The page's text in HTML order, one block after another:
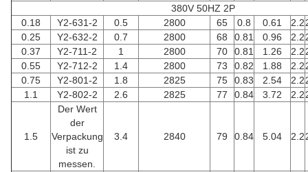
380V 50HZ 2P
0.18
Y2-631-2 0.5 2800 65 0.8 0.61 2.2
0.25
Y2-632-2 0.7 2800 68 0.81 0.96 2.2
0.37
Y2-711-2 1 2800 70 0.81 1.26 2.2
0.55
Y2-712-2 1.4 2800 73 0.82 1.88 2.2
0.75
Y2-801-2 1.8 2825 75 0.83 2.54 2.2
1.1
Y2-802-2 2.6 2825 77 0.84 3.72 2.2
1.5
Der Wert
der
Verpackung
ist zu
messen.
3.4 2840 79 0.84 5.04 2.2